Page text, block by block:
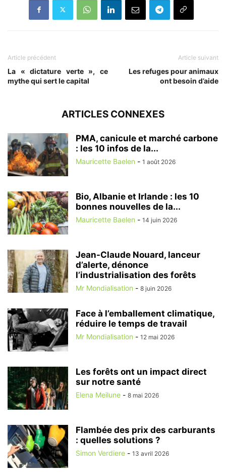
Article précédent
La « dictature verte », ce
mythe qui sert le capital
Article suivant
Les refuges pour animaux
ont besoin d’aide
ARTICLES CONNEXES
PMA, canicule et marché carbone
: les 10 infos de la...
Mauricette Baelen - 1 août 2026
Bio, Albanie et Irlande : les 10
bonnes nouvelles de la...
Mauricette Baelen - 14 juin 2026
Jean-Claude Nouard, lanceur
d’alerte, dénonce
l’industrialisation des forêts
Mr Mondialisation - 8 juin 2026
Face à l’emballement climatique,
réduire le temps de travail
Mr Mondialisation - 12 mai 2026
Les forêts ont un impact direct
sur notre santé
Elena Meilune - 8 mai 2026
Flambée des prix des carburants
: quelles solutions ?
Simon Verdiere - 13 avril 2026